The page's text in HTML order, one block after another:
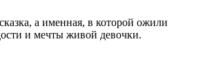
а именная, в которой ожили
и мечты живой девочки.